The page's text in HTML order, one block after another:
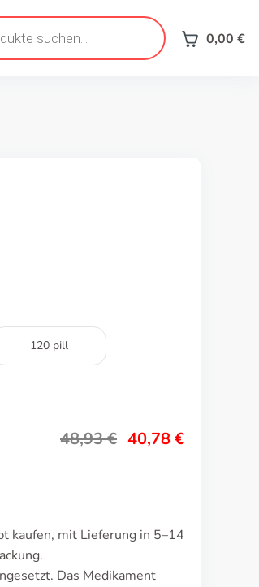
0,00 €
120 pill
48,93€ 40,78€
kaufen, mit Lieferung in 5–14
Das Medikament